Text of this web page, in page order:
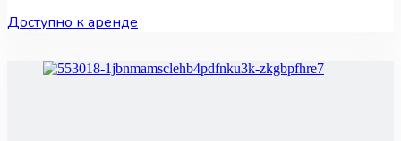
Доступно к аренде